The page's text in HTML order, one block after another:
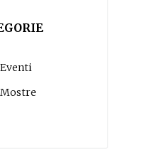
Eventi
Mostre